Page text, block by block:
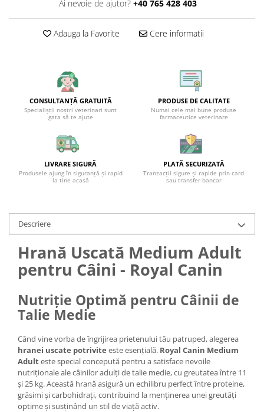
Ai nevoie de ajutor? +40 765 428 403
Adauga la Favorite Cere informatii
CONSULTANȚĂ GRATUITĂ
Specialiștii noștri veterinari sunt
gata să te ajute
PRODUSE DE CALITATE
Numai cele mai bune produse
farmaceutice veterinare
LIVRARE SIGURĂ
Produsele ajung în siguranță și rapid
la tine acasă
PLATĂ SECURIZATĂ
Tranzacții sigure și rapide prin card
sau transfer bancar
Descriere
Hrană Uscată Medium Adult
pentru Câini - Royal Canin
Nutriție Optimă pentru Câinii de
Talie Medie
Când vine vorba de îngrijirea prietenului tău patruped, alegerea
hranei uscate potrivite este esențială. Royal Canin Medium
Adulteste special concepută pentru a satisface nevoile
nutriționale ale câinilor adulți de talie medie, cu greutatea între 11
și 25 kg. Această hrană asigură un echilibru perfect între proteine,
grăsimi și carbohidrați, contribuind la menținerea unei greutăți
optime și susținând un stil de viață activ.